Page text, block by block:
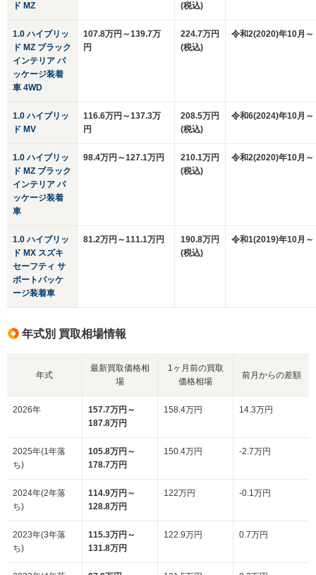
ド MZ
(税込)
1.0 ハイブリッ
ド MZ ブラック
インテリア パ
ッケージ装着
車 4WD
107.8万円～139.7万
円
224.7万円
(税込)
令和2(2020)年10月～
1.0 ハイブリッ
ド MV
116.6万円～137.3万
円
208.5万円
(税込)
令和6(2024)年10月～
1.0 ハイブリッ
ド MZ ブラック
インテリア パ
ッケージ装着
車
98.4万円～127.1万円
210.1万円
(税込)
令和2(2020)年10月～
1.0 ハイブリッ
ド MX スズキ
セーフティ サ
ポートパッケ
ージ装着車
81.2万円～111.1万円
190.8万円
(税込)
令和1(2019)年10月～
年式別 買取相場情報
年式
最新買取価格相
場
1ヶ月前の買取
価格相場
前月からの差額
2026年
157.7万円～
187.8万円
158.4万円 14.3万円
2025年(1年落
ち)
105.8万円～
178.7万円
150.4万円 -2.7万円
2024年(2年落
ち)
114.9万円～
128.8万円
122万円 -0.1万円
2023年(3年落
ち)
115.3万円～
131.8万円
122.9万円 0.7万円